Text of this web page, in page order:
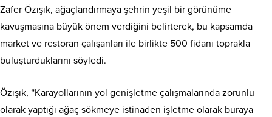
Zafer Özışık, ağaçlandırmaya şehrin yeşil bir görünüme
kavuşmasına büyük önem verdiğini belirterek, bu kapsamda
market ve restoran çalışanları ile birlikte 500 fidanı toprakla
buluşturduklarını söyledi.
Özışık, “Karayollarının yol genişletme çalışmalarında zorunlu
olarak yaptığı ağaç sökmeye istinaden işletme olarak buraya